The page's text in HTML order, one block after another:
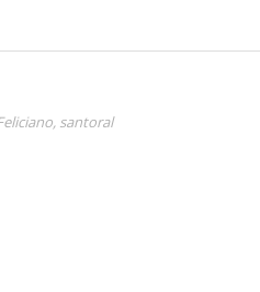
, santoral